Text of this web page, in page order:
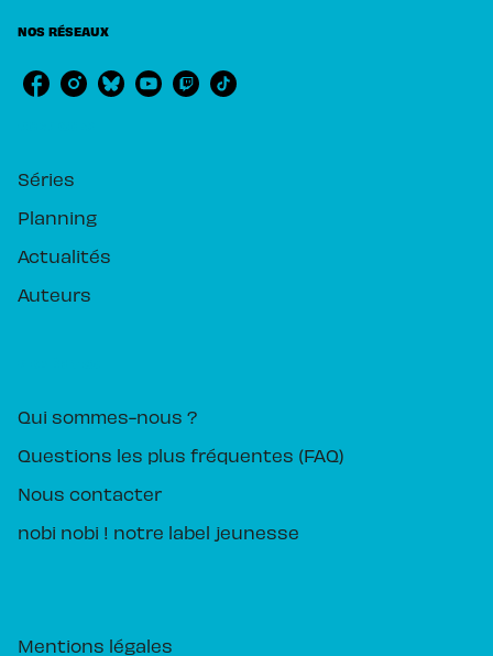
NOS RÉSEAUX
Séries
Planning
Actualités
Auteurs
Qui sommes-nous ?
Questions les plus fréquentes (FAQ)
Nous contacter
nobi nobi ! notre label jeunesse
Mentions légales